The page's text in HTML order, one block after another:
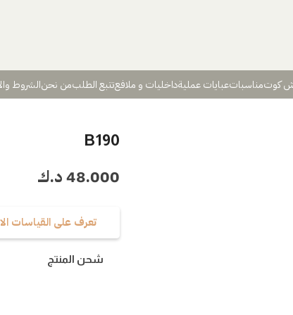
كوتمناسباتعبايات عمليةداخليات و ملافعتتبع الطلبمن نحنالشروط
B190
48.000د.ك
تعرف على القياسات
شحن المنتج